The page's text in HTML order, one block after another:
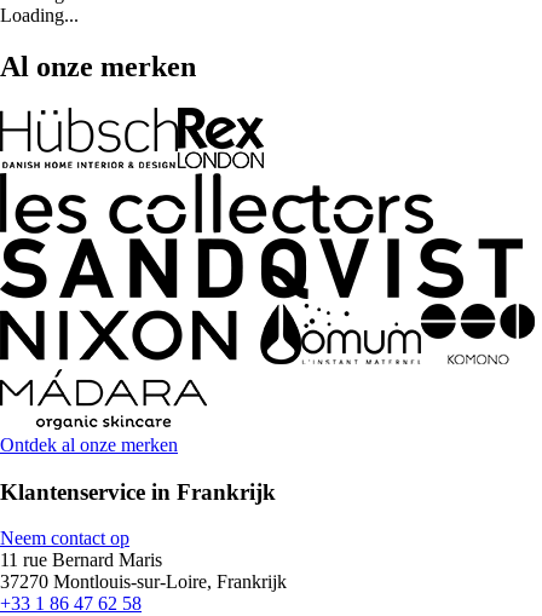
Loading...
Al onze merken
Ontdek al onze merken
Klantenservice in Frankrijk
Neem contact op
11 rue Bernard Maris
37270 Montlouis-sur-Loire, Frankrijk
+33 1 86 47 62 58